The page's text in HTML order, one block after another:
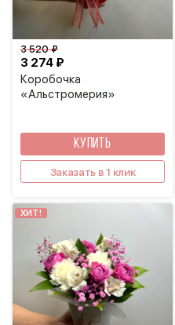
Коробочка
«Альстромерия»
3 274 ₽
3 520 ₽
КУПИТЬ
Заказать в 1 клик
ХИТ!